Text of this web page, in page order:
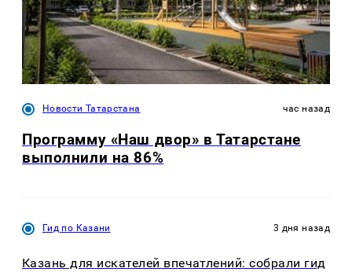
Новости Татарстана час назад
Программу «Наш двор» в Татарстане
выполнили на 86%
Гид по Казани 3 дня назад
Казань для искателей впечатлений: собрали гид